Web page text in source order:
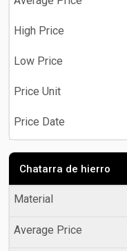
Chatarra de hierro